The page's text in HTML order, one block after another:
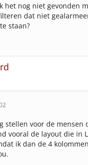
het nog niet gevonden
dat niet
staan?
stellen voor de mensen
vooral de layout die in
ik dan de 4